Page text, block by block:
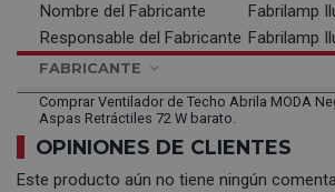
Nombre del Fabricante
Fabrilamp
Responsable del Fabricante Fabrilamp
FABRICANTE
Comprar Ventilador de Techo Abrila MODA
Aspas Retráctiles 72 W barato.
OPINIONES DE CLIENTES
Este producto aún no tiene ningún